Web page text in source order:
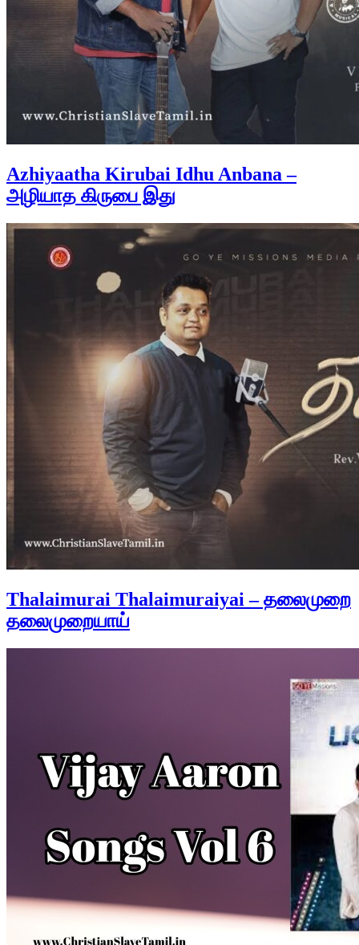
Azhiyaatha Kirubai Idhu Anbana –
அழியாத கிருபை இது
Thalaimurai Thalaimuraiyai – தலைமுறை
தலைமுறையாய்